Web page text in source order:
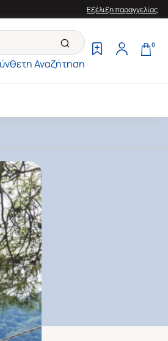
Εξέλιξη παραγγελίας
Αναζήτηση
0